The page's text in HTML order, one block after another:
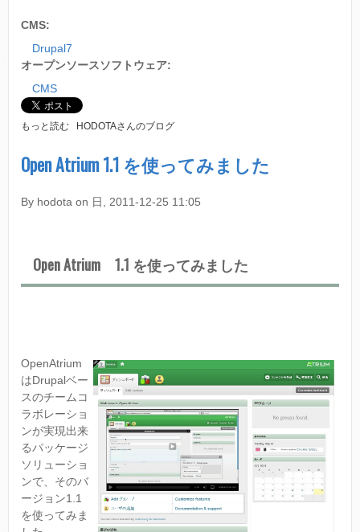
イ
ー
を
開
発
い
CMS:
Drupal7
オープンソースソフトウェア:
CMS
書
D
R
P
E
C
K
を
読
ん
で
い
ま
す
に
つ
もっと読む HODOTAさんのブログ
Open Atrium 1.1 を使ってみました
By hodota on 日, 2011-12-25 11:05
Open Atrium 1.1 を使ってみました
OpenAtrium
はDrupalベー
スのチームコ
ラボレーショ
ンが実現出来
るパッケージ
ソリューショ
ンで、そのバ
ージョン1.1
を使ってみま